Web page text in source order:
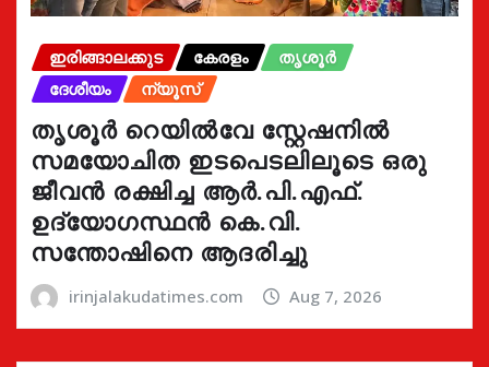
ഇരിങ്ങാലക്കുട കേരളം
തൃശൂർ
ദേശീയം
ന്യൂസ്
തൃശൂർ റെയിൽവേ സ്റ്റേഷനിൽ
സമയോചിത ഇടപെടലിലൂടെ ഒരു
ജീവൻ രക്ഷിച്ച ആർ.പി.എഫ്.
ഉദ്യോഗസ്ഥൻ കെ.വി.
സന്തോഷിനെ ആദരിച്ചു
irinjalakudatimes.com Aug 7, 2026